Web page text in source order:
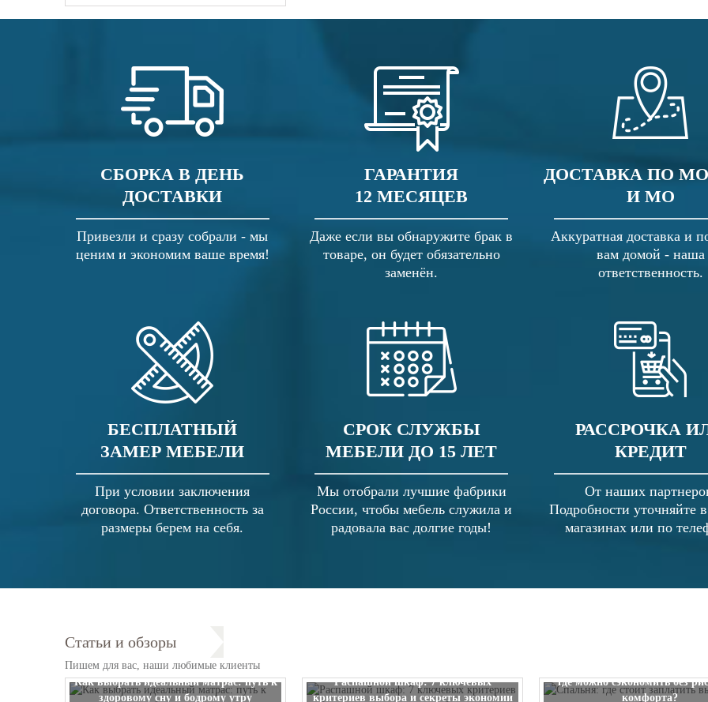
СБОРКА В ДЕНЬ
ДОСТАВКИ
Привезли и сразу собрали - мы
ценим и экономим ваше время!
ГАРАНТИЯ
12 МЕСЯЦЕВ
Даже если вы обнаружите брак в
товаре, он будет обязательно
заменён.
ДОСТАВКА ПО
И МО
Аккуратная доставка и
вам домой - наша
ответственность.
БЕСПЛАТНЫЙ
ЗАМЕР МЕБЕЛИ
При условии заключения
договора. Ответственность за
размеры берем на себя.
СРОК СЛУЖБЫ
МЕБЕЛИ ДО 15 ЛЕТ
Мы отобрали лучшие фабрики
России, чтобы мебель служила и
радовала вас долгие годы!
РАССРОЧКА
КРЕДИТ
От наших
Подробности уточняйте
магазинах или по
Статьи и обзоры
Пишем для вас, наши любимые клиенты
Как выбрать идеальный матрас: путь к
здоровому сну и бодрому утру
Распашной шкаф: 7 ключевых
критериев выбора и секреты экономии
где можно сэкономить без
комфорта?